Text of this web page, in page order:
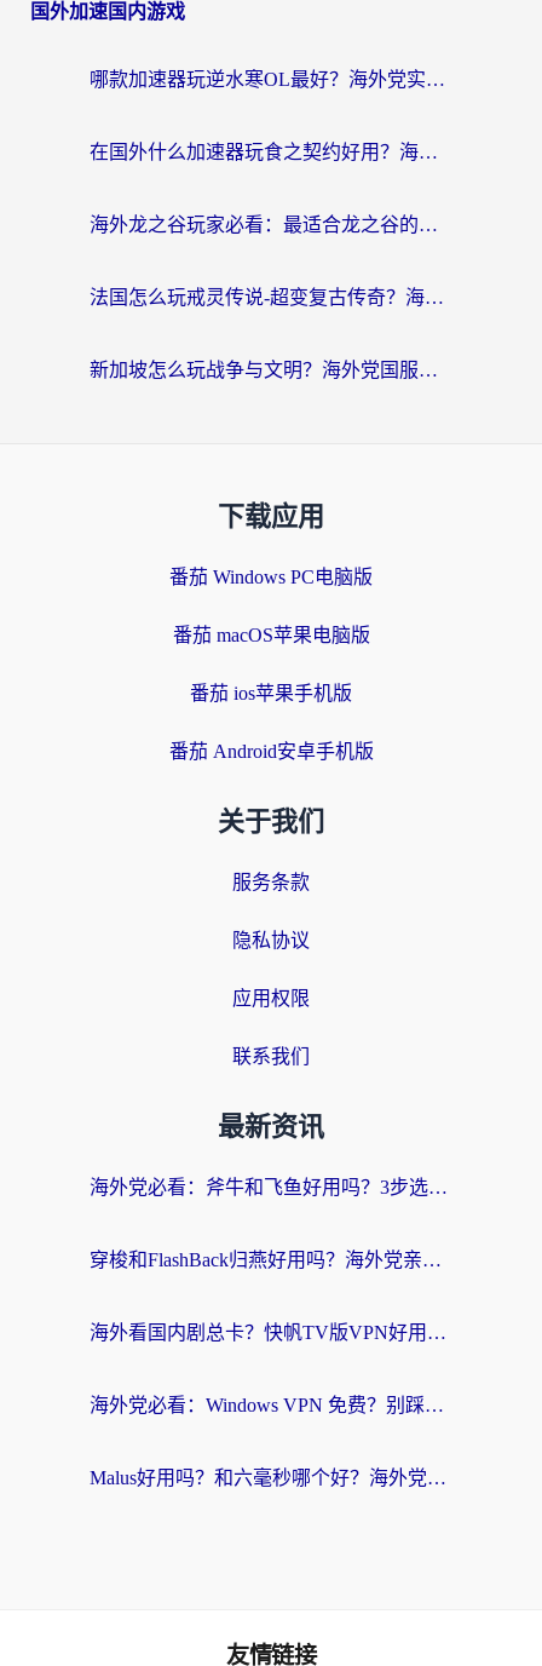
国外加速国内游戏
哪款加速器玩逆水寒OL最好？海外党实测后的终极选择指南
在国外什么加速器玩食之契约好用？海外党亲测有效的国服游戏加速指南
海外龙之谷玩家必看：最适合龙之谷的加速器，解决延迟卡顿还能畅玩幻书启示录和梦幻西游？
法国怎么玩戒灵传说-超变复古传奇？海外玩家国服游戏加速终极指南
新加坡怎么玩战争与文明？海外党国服游戏加速器终极避坑指南
下载应用
番茄 Windows PC电脑版
番茄 macOS苹果电脑版
番茄 ios苹果手机版
番茄 Android安卓手机版
关于我们
服务条款
隐私协议
应用权限
联系我们
最新资讯
海外党必看：斧牛和飞鱼好用吗？3步选对回国加速器，无缝刷剧玩国服
穿梭和FlashBack归燕好用吗？海外党亲测3款热门回国加速器，教你选对不踩坑
海外看国内剧总卡？快帆TV版VPN好用吗？和快滚VPN对比哪个回国效果更好？
海外党必看：Windows VPN 免费？别踩坑！教你选对好用的国内加速器无缝回国
Malus好用吗？和六毫秒哪个好？海外党选回国加速器的避坑指南
友情链接